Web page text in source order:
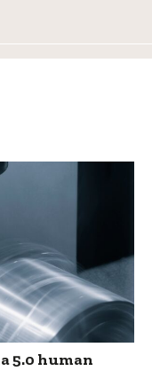
5.0 human